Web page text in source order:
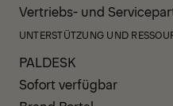
Vertriebs- und
UNTERSTÜTZUNG UND
PALDESK
Sofort verfügbar